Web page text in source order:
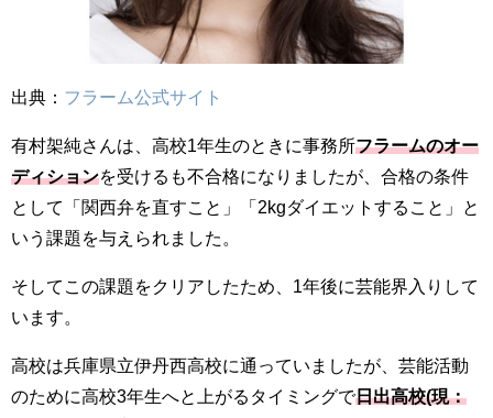
出典： フラーム公式サイト
有村架純さんは、高校1年生のときに事務所フラームのオー
ディションを受けるも不合格になりましたが、合格の条件
として「関西弁を直すこと」「2kgダイエットすること」と
いう課題を与えられました。
そしてこの課題をクリアしたため、1年後に芸能界入りして
います。
高校は兵庫県立伊丹西高校に通っていましたが、芸能活動
のために高校3年生へと上がるタイミングで日出高校(現：